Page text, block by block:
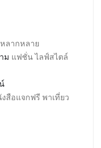
ลากหลาย
ม แฟชั่น ไลฟ์สไตล์
สือแจกฟรี พาเที่ยว